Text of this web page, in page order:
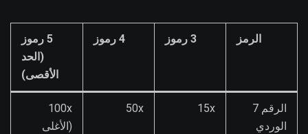
الرمز 3 رموز 4 رموز
5 رموز
(الحد
الأقصى)
الرقم 7
الوردي
15x
50x
100x
(الأغلى